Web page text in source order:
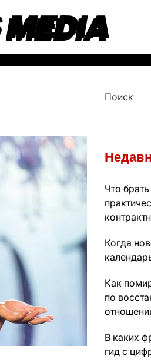
MEDIA
Поиск
Что
Когда
Как
по
В каких
гид с